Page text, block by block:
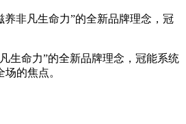
非凡生命力”的全新品牌理念，冠
生命力”的全新品牌理念，冠能系统
的焦点。